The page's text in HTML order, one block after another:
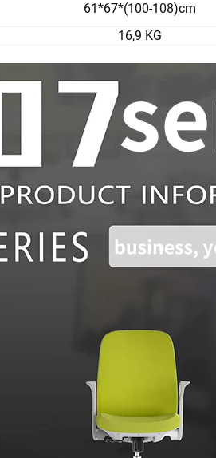
61*67*(100-108)cm
16,9 KG